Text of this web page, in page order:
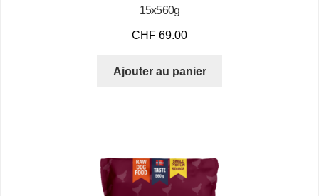
15x560g
CHF 69.00
Ajouter au panier